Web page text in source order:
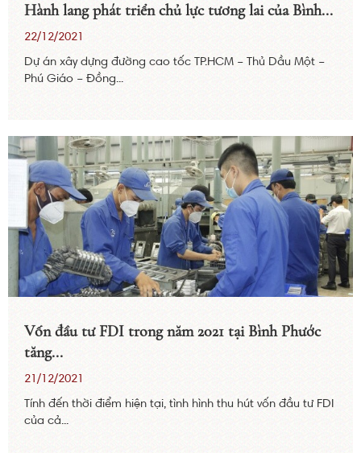
Hành lang phát triển chủ lực tương lai của Bình...
22/12/2021
Dự án xây dựng đường cao tốc TP.HCM – Thủ Dầu Một –
Phú Giáo – Đồng...
Vốn đầu tư FDI trong năm 2021 tại Bình Phước
tăng...
21/12/2021
Tính đến thời điểm hiện tại, tình hình thu hút vốn đầu tư FDI
của cả...